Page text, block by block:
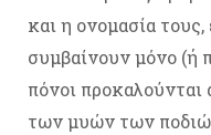
και η ονομασία τους,
συμβαίνουν μόνο (ή
πόνοι προκαλούνται
των μυών των